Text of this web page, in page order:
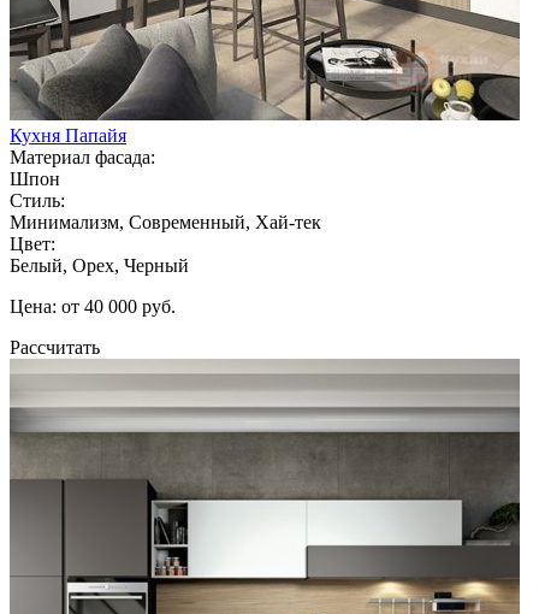
Кухня Папайя
Материал фасада:
Шпон
Стиль:
Минимализм, Современный, Хай-тек
Цвет:
Белый, Орех, Черный
Цена: от 40 000 руб.
Рассчитать